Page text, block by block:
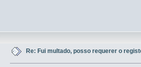
Re: Fui multado, posso requerer o